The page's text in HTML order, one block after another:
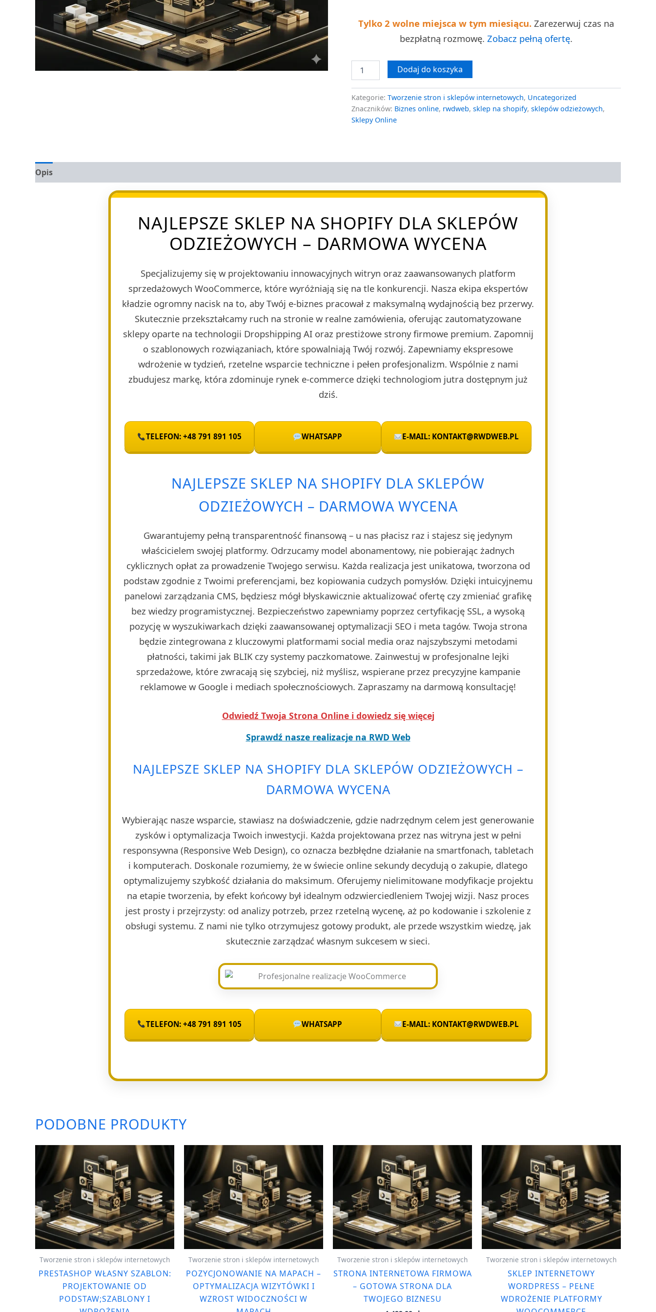
Tylko 2 wolne miejsca w tym miesiącu. Zarezerwuj czas na
bezpłatną rozmowę. Zobacz pełną ofertę.
Dodaj do koszyka
Kategorie: Tworzenie stron i sklepów internetowych, Uncategorized
Znaczników: Biznes online, rwdweb, sklep na shopify, sklepów odzieżowych,
Sklepy Online
Opis
NAJLEPSZE SKLEP NA SHOPIFY DLA SKLEPÓW
ODZIEŻOWYCH – DARMOWA WYCENA
Specjalizujemy się w projektowaniu innowacyjnych witryn oraz zaawansowanych platform
sprzedażowych WooCommerce, które wyróżniają się na tle konkurencji. Nasza ekipa ekspertów
kładzie ogromny nacisk na to, aby Twój e-biznes pracował z maksymalną wydajnością bez przerwy.
Skutecznie przekształcamy ruch na stronie w realne zamówienia, oferując zautomatyzowane
sklepy oparte na technologii Dropshipping AI oraz prestiżowe strony firmowe premium. Zapomnij
o szablonowych rozwiązaniach, które spowalniają Twój rozwój. Zapewniamy ekspresowe
wdrożenie w tydzień, rzetelne wsparcie techniczne i pełen profesjonalizm. Wspólnie z nami
zbudujesz markę, która zdominuje rynek e-commerce dzięki technologiom jutra dostępnym już
dziś.
TELEFON: +48 791 891 105 WHATSAPP E-MAIL: KONTAKT@RWDWEB.PL
NAJLEPSZE SKLEP NA SHOPIFY DLA SKLEPÓW
ODZIEŻOWYCH – DARMOWA WYCENA
Gwarantujemy pełną transparentność finansową – u nas płacisz raz i stajesz się jedynym
właścicielem swojej platformy. Odrzucamy model abonamentowy, nie pobierając żadnych
cyklicznych opłat za prowadzenie Twojego serwisu. Każda realizacja jest unikatowa, tworzona od
podstaw zgodnie z Twoimi preferencjami, bez kopiowania cudzych pomysłów. Dzięki intuicyjnemu
panelowi zarządzania CMS, będziesz mógł błyskawicznie aktualizować ofertę czy zmieniać grafikę
bez wiedzy programistycznej. Bezpieczeństwo zapewniamy poprzez certyfikację SSL, a wysoką
pozycję w wyszukiwarkach dzięki zaawansowanej optymalizacji SEO i meta tagów. Twoja strona
będzie zintegrowana z kluczowymi platformami social media oraz najszybszymi metodami
płatności, takimi jak BLIK czy systemy paczkomatowe. Zainwestuj w profesjonalne lejki
sprzedażowe, które zwracają się szybciej, niż myślisz, wspierane przez precyzyjne kampanie
reklamowe w Google i mediach społecznościowych. Zapraszamy na darmową konsultację!
Odwiedź Twoja Strona Online i dowiedz się więcej
Sprawdź nasze realizacje na RWD Web
NAJLEPSZE SKLEP NA SHOPIFY DLA SKLEPÓW ODZIEŻOWYCH –
DARMOWA WYCENA
Wybierając nasze wsparcie, stawiasz na doświadczenie, gdzie nadrzędnym celem jest generowanie
zysków i optymalizacja Twoich inwestycji. Każda projektowana przez nas witryna jest w pełni
responsywna (Responsive Web Design), co oznacza bezbłędne działanie na smartfonach, tabletach
i komputerach. Doskonale rozumiemy, że w świecie online sekundy decydują o zakupie, dlatego
optymalizujemy szybkość działania do maksimum. Oferujemy nielimitowane modyfikacje projektu
na etapie tworzenia, by efekt końcowy był idealnym odzwierciedleniem Twojej wizji. Nasz proces
jest prosty i przejrzysty: od analizy potrzeb, przez rzetelną wycenę, aż po kodowanie i szkolenie z
obsługi systemu. Z nami nie tylko otrzymujesz gotowy produkt, ale przede wszystkim wiedzę, jak
skutecznie zarządzać własnym sukcesem w sieci.
TELEFON: +48 791 891 105 WHATSAPP E-MAIL: KONTAKT@RWDWEB.PL
PODOBNE PRODUKTY
Tworzenie stron i sklepów internetowych
PRESTASHOP WŁASNY SZABLON:
PROJEKTOWANIE OD
PODSTAW;SZABLONY I
Tworzenie stron i sklepów internetowych
POZYCJONOWANIE NA MAPACH –
OPTYMALIZACJA WIZYTÓWKI I
WZROST WIDOCZNOŚCI W
Tworzenie stron i sklepów internetowych
STRONA INTERNETOWA FIRMOWA
– GOTOWA STRONA DLA
TWOJEGO BIZNESU
Tworzenie stron i sklepów internetowych
SKLEP INTERNETOWY
WORDPRESS – PEŁNE
WDROŻENIE PLATFORMY